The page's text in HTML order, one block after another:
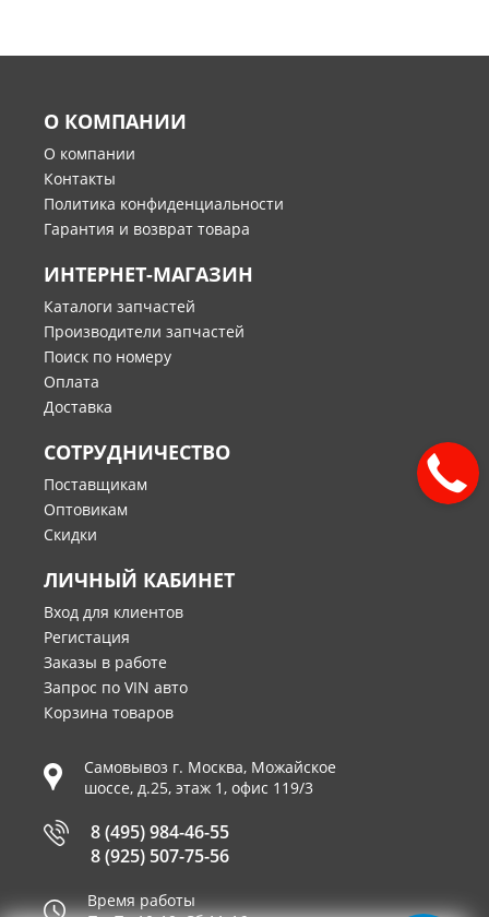
О КОМПАНИИ
О компании
Контакты
Политика конфиденциальности
Гарантия и возврат товара
ИНТЕРНЕТ-МАГАЗИН
Каталоги запчастей
Производители запчастей
Поиск по номеру
Оплата
Доставка
СОТРУДНИЧЕСТВО
Поставщикам
Оптовикам
Скидки
ЛИЧНЫЙ КАБИНЕТ
Вход для клиентов
Регистация
Заказы в работе
Запрос по VIN авто
Корзина товаров
Самовывоз г. Москва, Можайское
шоссе, д.25, этаж 1, офис 119/3
8 (495) 984-46-55
8 (925) 507-75-56
Время работы